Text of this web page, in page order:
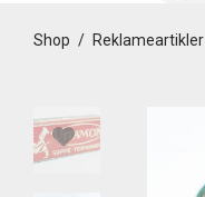
Shop / Reklameartikler